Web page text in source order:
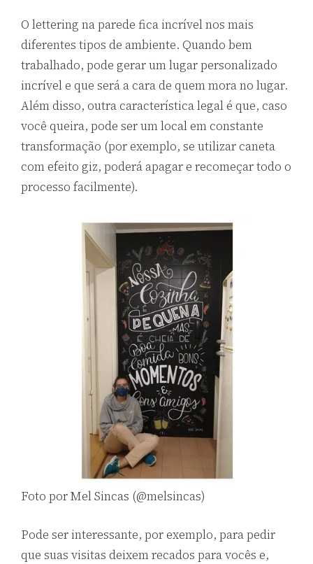
O lettering na parede fica incrível nos mais
diferentes tipos de ambiente. Quando bem
trabalhado, pode gerar um lugar personalizado
incrível e que será a cara de quem mora no lugar.
Além disso, outra característica legal é que, caso
você queira, pode ser um local em constante
transformação (por exemplo, se utilizar caneta
com efeito giz, poderá apagar e recomeçar todo o
processo facilmente).
Foto por Mel Sincas (@melsincas)
Pode ser interessante, por exemplo, para pedir
que suas visitas deixem recados para vocês e,